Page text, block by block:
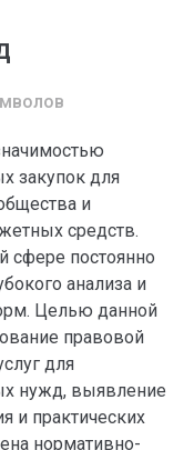
закупок для
и
средств.
сфере постоянно
анализа и
Целью данной
правовой
для
нужд, выявление
и практических
нормативно-